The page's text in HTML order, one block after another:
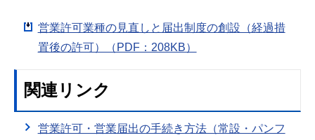
営業許可業種の見直しと届出制度の創設（経過措
置後の許可）（PDF：208KB）
関連リンク
営業許可・営業届出の手続き方法（常設・パンフ